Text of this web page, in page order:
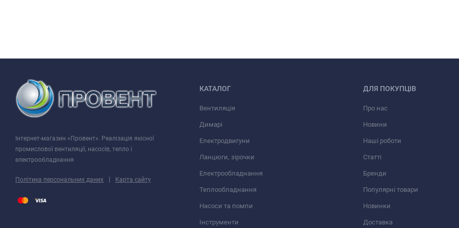
Інтернет-магазин «Провент». Реалізація якісної
промислової вентиляції, насосів, тепло і
електрообладнання
Політика персональних даних | Карта сайту
КАТАЛОГ
Вентиляція
Димарі
Електродвигуни
Ланцюги, зірочки
Електрообладнання
Теплообладнання
Насоси та помпи
Інструменти
ДЛЯ ПОКУПЦІВ
Про нас
Новини
Наші роботи
Статті
Бренди
Популярні товари
Новинки
Доставка